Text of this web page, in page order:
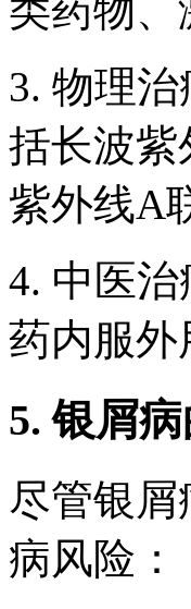
类药物、
3. 物理
括长波紫
紫外线A
4. 中医
药内服外
5. 银屑
尽管银
病风险：